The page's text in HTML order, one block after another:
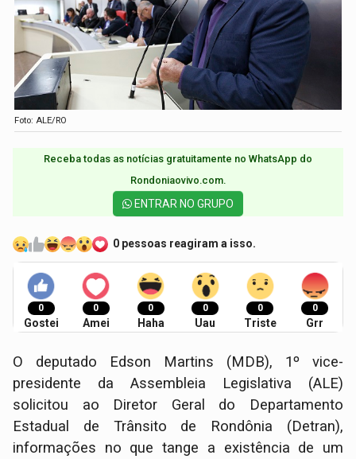
Foto: ALE/RO
Receba todas as notícias gratuitamente no WhatsApp do
Rondoniaovivo.com.​
ENTRAR NO GRUPO
0 pessoas reagiram a isso.
0
Gostei
0
Amei
0
Haha
0
Uau
0
Triste
0
Grr
O deputado Edson Martins (MDB), 1º vice-
presidente da Assembleia Legislativa (ALE)
solicitou ao Diretor Geral do Departamento
Estadual de Trânsito de Rondônia (Detran),
informações no que tange a existência de um